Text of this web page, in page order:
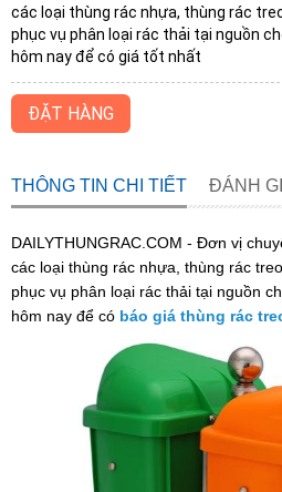
các loại thùng rác nhựa, thùng rác
phục vụ phân loại rác thải tại nguồn
hôm nay để có giá tốt nhất
ĐẶT HÀNG
THÔNG TIN CHI TIẾT ĐÁNH
DAILYTHUNGRAC.COM - Đơn vị
các loại thùng rác nhựa, thùng rác
phục vụ phân loại rác thải tại nguồn
hôm nay để có báo giá thùng rác